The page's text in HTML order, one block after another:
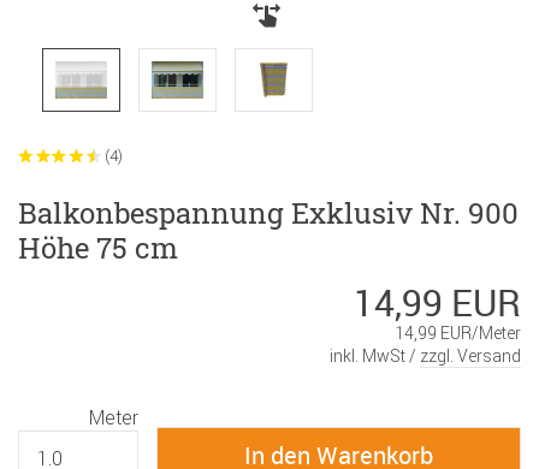
(4)
Balkonbespannung Exklusiv Nr. 900
Höhe 75 cm
14,99 EUR
14,99 EUR/Meter
inkl. MwSt / zzgl. Versand
Meter